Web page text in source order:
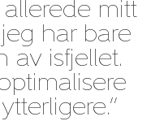
allerede mitt
har bare
av isfjellet.